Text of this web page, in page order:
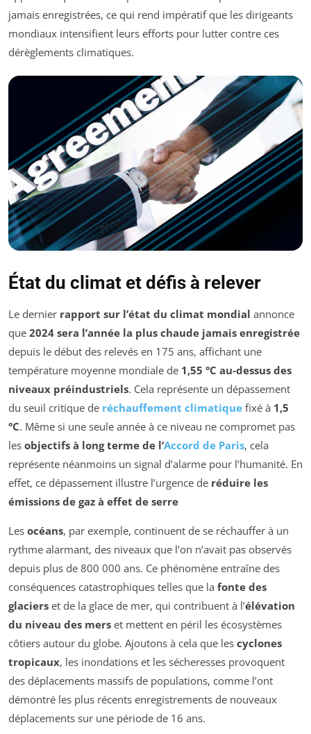
jamais enregistrées, ce qui rend impératif que les dirigeants
mondiaux intensifient leurs efforts pour lutter contre ces
dérèglements climatiques.
État du climat et défis à relever
Le dernier rapport sur l’état du climat mondial annonce
que 2024 sera l’année la plus chaude jamais enregistrée
depuis le début des relevés en 175 ans, affichant une
température moyenne mondiale de 1,55 °C au-dessus des
niveaux préindustriels. Cela représente un dépassement
du seuil critique de réchauffement climatique fixé à 1,5
°C. Même si une seule année à ce niveau ne compromet pas
les objectifs à long terme de l’Accord de Paris, cela
représente néanmoins un signal d’alarme pour l’humanité. En
effet, ce dépassement illustre l’urgence de réduire les
émissions de gaz à effet de serre
Les océans, par exemple, continuent de se réchauffer à un
rythme alarmant, des niveaux que l’on n’avait pas observés
depuis plus de 800 000 ans. Ce phénomène entraîne des
conséquences catastrophiques telles que la fonte des
glaciers et de la glace de mer, qui contribuent à l’élévation
du niveau des mers et mettent en péril les écosystèmes
côtiers autour du globe. Ajoutons à cela que les cyclones
tropicaux, les inondations et les sécheresses provoquent
des déplacements massifs de populations, comme l’ont
démontré les plus récents enregistrements de nouveaux
déplacements sur une période de 16 ans.